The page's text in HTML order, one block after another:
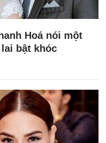
Hoá nói một
bật khóc